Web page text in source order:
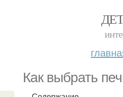
Как выбрать